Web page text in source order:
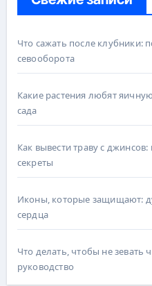
Что сажать после клубники:
севооборота
Какие растения любят
сада
Как вывести траву с
секреты
Иконы, которые защищают:
сердца
Что делать, чтобы не зевать
руководство